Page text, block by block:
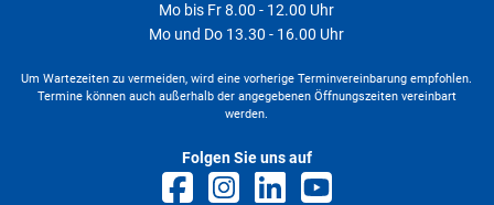
Mo bis Fr 8.00 - 12.00 Uhr
Mo und Do 13.30 - 16.00 Uhr
Um Wartezeiten zu vermeiden, wird eine vorherige Terminvereinbarung empfohlen.
Termine können auch außerhalb der angegebenen Öffnungszeiten vereinbart
werden.
Folgen Sie uns auf